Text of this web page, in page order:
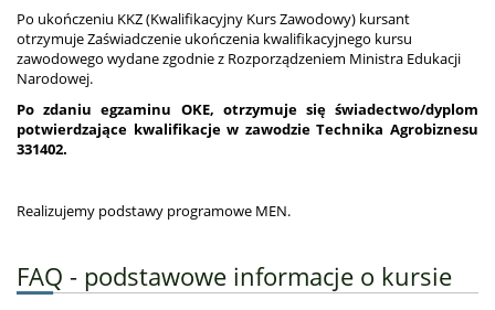
Po ukończeniu KKZ (Kwalifikacyjny Kurs Zawodowy) kursant
otrzymuje Zaświadczenie ukończenia kwalifikacyjnego kursu
zawodowego wydane zgodnie z Rozporządzeniem Ministra Edukacji
Narodowej.
Po zdaniu egzaminu OKE, otrzymuje się świadectwo/dyplom
potwierdzające kwalifikacje w zawodzieTechnika Agrobiznesu
331402.
Realizujemy podstawy programowe MEN.
FAQ - podstawowe informacje o kursie